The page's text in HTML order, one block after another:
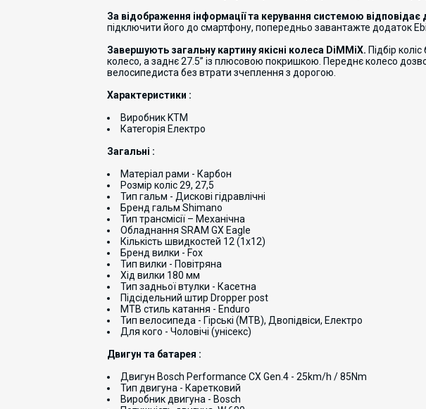
За відображення інформації та керування системою
підключити його до смартфону, попередньо завантажте додаток
Завершують загальну картину якісні колеса DiMMiX. Підбір
колесо, а заднє 27.5” із плюсовою покришкою. Переднє колесо
велосипедиста без втрати зчеплення з дорогою.
Характеристики :
Виробник KTM
Категорія Електро
Загальні :
Матеріал рами - Карбон
Розмір коліс 29, 27,5
Тип гальм - Дискові гідравлічні
Бренд гальм Shimano
Тип трансмісії – Механічна
Обладнання SRAM GX Eagle
Кількість швидкостей 12 (1x12)
Бренд вилки - Fox
Тип вилки - Повітряна
Хід вилки 180 мм
Тип задньої втулки - Касетна
Підсідельний штир Dropper post
MTB стиль катання - Enduro
Тип велосипеда - Гірські (MTB), Двопідвіси, Електро
Для кого - Чоловічі (унісекс)
Двигун та батарея :
Двигун Bosch Performance CX Gen.4 - 25km/h / 85Nm
Тип двигуна - Каретковий
Виробник двигуна - Bosch